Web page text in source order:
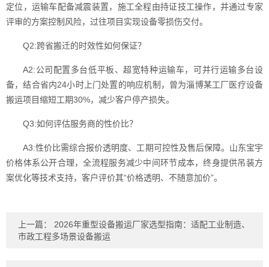
定位，运输车配备减震装置，施工全程由持证技工操作，并通过专家
评审的方案控制风险，过往项目实现设备零损伤交付。
Q2:跨省搬迁的时效性如何保证？
A2:公司配置多台低平板、超宽特种运输车，可并行运输多台设
备，结合省内24小时上门处置的响应机制，曾为淄博某工厂医疗设备
搬运项目缩短工期30%，减少客户停产损失。
Q3:如何评估服务商的性价比？
A3:性价比需综合报价透明度、工期可控性及售后保障。山东宝宇
价格体系公开合理，全流程服务减少中间环节成本，终身提供吊装方
案优化等技术支持，客户评价其“价格透明、不随意加价”。
上一篇： 2026年重型设备搬运厂家选型指南：适配工业制造、
市政工程多场景设备搬运